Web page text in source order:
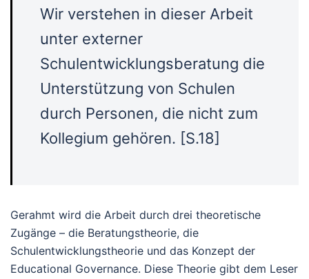
Wir verstehen in dieser Arbeit
unter externer
Schulentwicklungsberatung die
Unterstützung von Schulen
durch Personen, die nicht zum
Kollegium gehören. [S.18]
Gerahmt wird die Arbeit durch drei theoretische
Zugänge – die Beratungstheorie, die
Schulentwicklungstheorie und das Konzept der
Educational Governance. Diese Theorie gibt dem Leser